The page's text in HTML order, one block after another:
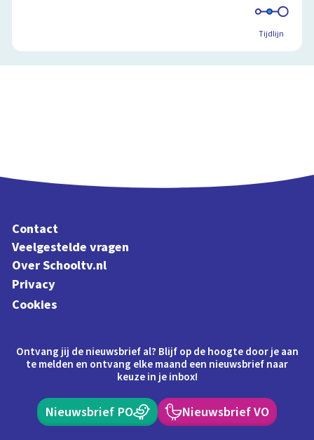
Tijdlijn
Contact
Veelgestelde vragen
Over Schooltv.nl
Privacy
Cookies
Ontvang jij de nieuwsbrief al? Blijf op de hoogte door je aan
te melden en ontvang elke maand een nieuwsbrief naar
keuze in je inbox!
Nieuwsbrief PO Nieuwsbrief VO